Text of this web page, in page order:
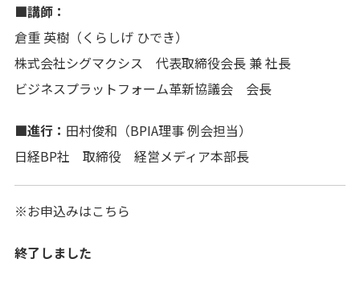
■講師：
倉重 英樹（くらしげ ひでき）
株式会社シグマクシス 代表取締役会長 兼 社長
ビジネスプラットフォーム革新協議会 会長
■進行： 田村俊和（BPIA理事 例会担当）
日経BP社 取締役 経営メディア本部長
※お申込みはこちら
終了しました